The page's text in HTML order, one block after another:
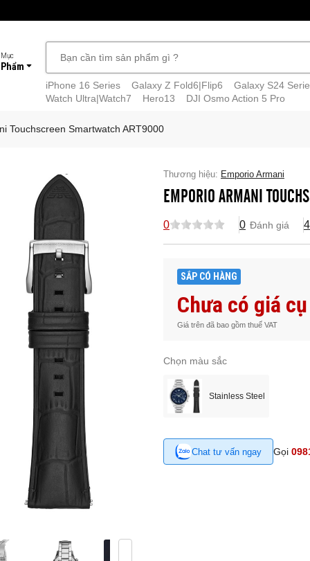
iPhone 16 Series
Galaxy Z Fold6|Flip6
Galaxy S24
Watch Ultra|Watch7
Hero13 DJI Osmo Action 5 Pro
Touchscreen Smartwatch ART9000
Thương hiệu: Emporio Armani
EMPORIO ARMANI
0 0 Đánh giá 4
SẮP CÓ HÀNG
Chưa có giá
Giá trên đã bao gồm thuế VAT
Chọn màu sắc
Stainless Steel
Chat tư vấn ngay Gọi